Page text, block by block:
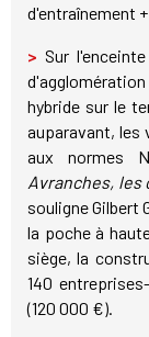
d'entraînement
> Sur
d'agglomération
hybride sur le
auparavant, les
aux normes
Avranches,
souligne Gilbert
la poche à
siège, la
140
(120 000 €).